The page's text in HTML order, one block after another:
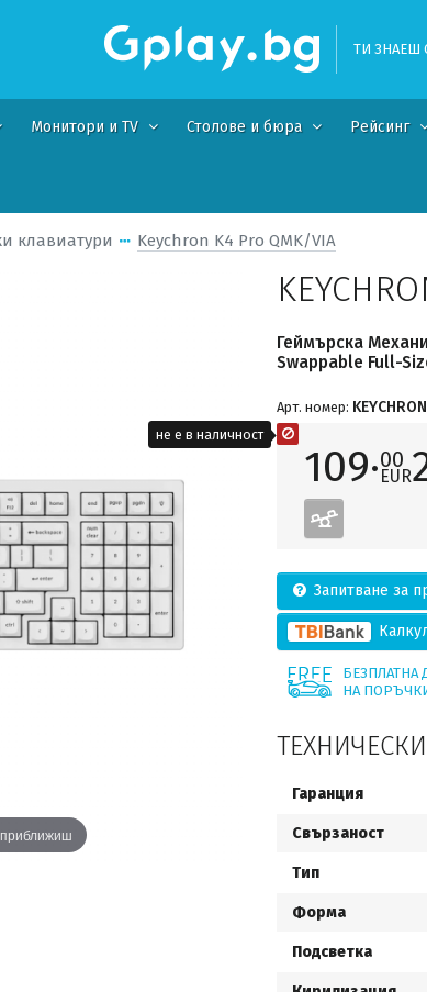
ТИ ЗНАЕШ
Монитори и TV Столове и бюра Рейсинг
клавиатури Keychron K4 Pro QMK/VIA
Геймърска
Swappable Full-
Арт. номер:
109·00
EUR
Запитване за
БЕЗПЛАТНА
НА ПОРЪЧКИ
Гаранция
Свързаност
Тип
Форма
Подсветка
не е в наличност